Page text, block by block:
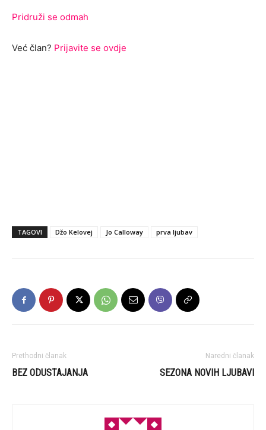
Pridruži se odmah
Već član? Prijavite se ovdje
TAGOVI Džo Kelovej Jo Calloway prva ljubav
Prethodni članak
BEZ ODUSTAJANJA
Naredni članak
SEZONA NOVIH LJUBAVI